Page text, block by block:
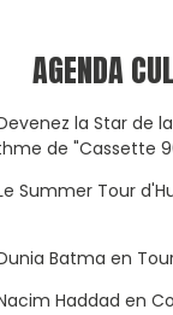
AGENDA
la Star de
de "Cassette
Summer Tour
Batma en
Haddad en